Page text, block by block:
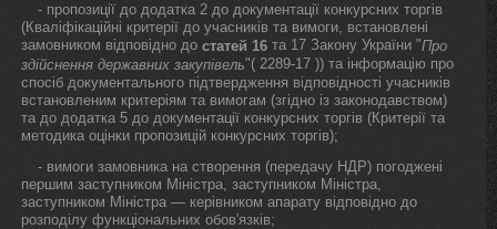
- пропозиції до додатка 2 до документації конкурсних торгів
(Кваліфікаційні критерії до учасників та вимоги, встановлені
замовником відповідно до статей 16 та 17 Закону України "Про
здійснення державних закупівель"( 2289-17 )) та інформацію про
спосіб документального підтвердження відповідності учасників
встановленим критеріям та вимогам (згідно із законодавством)
та до додатка 5 до документації конкурсних торгів (Критерії та
методика оцінки пропозицій конкурсних торгів);
- вимоги замовника на створення (передачу НДР) погоджені
першим заступником Міністра, заступником Міністра,
заступником Міністра — керівником апарату відповідно до
розподілу функціональних обов'язків;